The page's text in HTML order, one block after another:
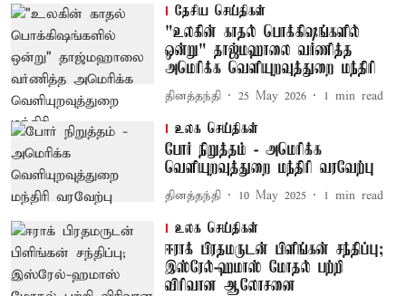
தேசிய செய்திகள்
"உலகின் காதல் பொக்கிஷங்களில்
ஒன்று" தாஜ்மஹாலை வர்ணித்த
அமெரிக்க வெளியுறவுத்துறை மந்திரி
தினத்தந்தி 25 May 2026 1 min read
உலக செய்திகள்
போர் நிறுத்தம் - அமெரிக்க
வெளியுறவுத்துறை மந்திரி வரவேற்பு
தினத்தந்தி 10 May 2025 1 min read
உலக செய்திகள்
ஈராக் பிரதமருடன் பிளிங்கன் சந்திப்பு;
இஸ்ரேல்-ஹமாஸ் மோதல் பற்றி
விரிவான ஆலோசனை